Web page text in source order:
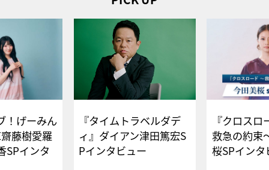
！げーみん
藤樹愛羅
SPインタ
『タイムトラベルダデ
ィ』ダイアン津田篤宏S
Pインタビュー
『クロス
救急の約束
桜SPイ